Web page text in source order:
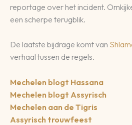
reportage over het incident.
een scherpe terugblik.
De laatste bijdrage komt van
verhaal tussen de regels.
Mechelen blogt Hassana
Mechelen blogt Assyrisch
Mechelen aan de Tigris
Assyrisch trouwfeest